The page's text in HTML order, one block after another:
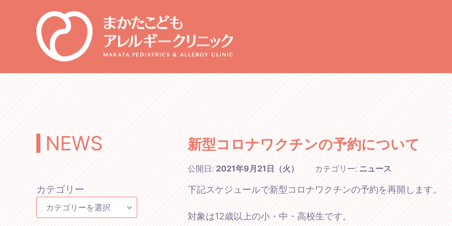
NEWS
カテゴリー
カテゴリーを選択
新型コロナワクチンの予約について
公開日:2021年9月21日（火） カテゴリー:ニュース
下記スケジュールで新型コロナワクチンの予約を再開します。
対象は12歳以上の小・中・高校生です。